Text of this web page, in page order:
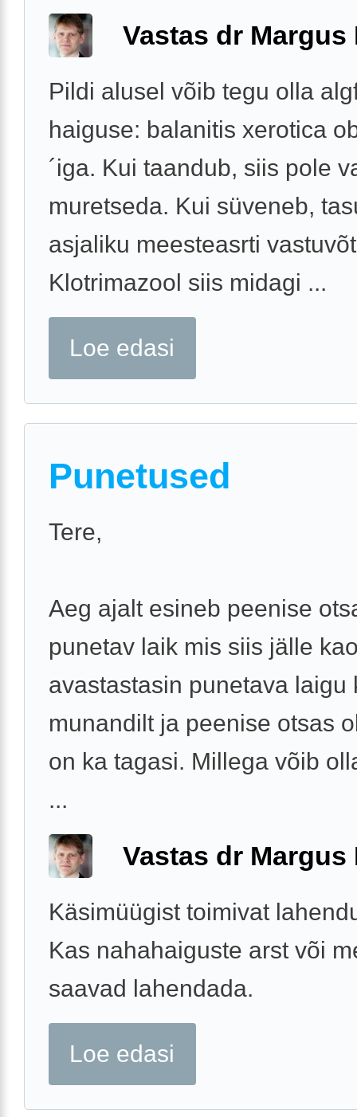
Vastas dr Margus
Pildi alusel võib tegu olla
haiguse: balanitis xerotica
´iga. Kui taandub, siis pole
muretseda. Kui süveneb,
asjaliku meesteasrti
Klotrimazool siis midagi ...
Loe edasi
Punetused
Tere,
Aeg ajalt esineb peenise
punetav laik mis siis jälle
avastastasin punetava laigu
munandilt ja peenise otsas
on ka tagasi. Millega võib
...
Vastas dr Margus
Käsimüügist toimivat
Kas nahahaiguste arst või
saavad lahendada.
Loe edasi